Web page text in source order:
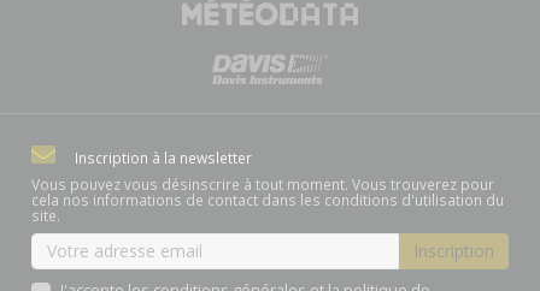
Inscription à la newsletter
Vous pouvez vous désinscrire à tout moment. Vous trouverez pour
cela nos informations de contact dans les conditions d'utilisation du
site.